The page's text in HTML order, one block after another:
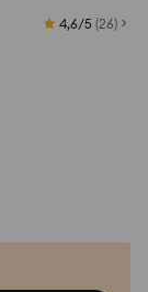
4,6/5 (26)